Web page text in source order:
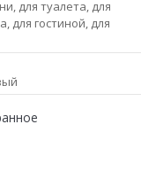
для туалета, для
для гостиной, для